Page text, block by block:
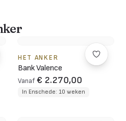
HET ANKER
Bank Valence
Vanaf € 2.270,00
In Enschede: 10 weken